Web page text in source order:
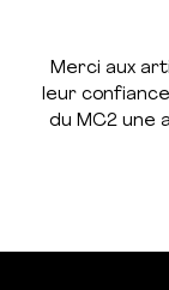
Merci aux
leur
du MC2 une